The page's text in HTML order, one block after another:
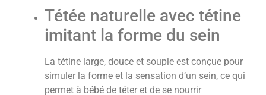
Tétée naturelle avec tétine
imitant la forme du sein
La tétine large, douce et souple est conçue pour
simuler la forme et la sensation d’un sein, ce qui
permet à bébé de téter et de se nourrir